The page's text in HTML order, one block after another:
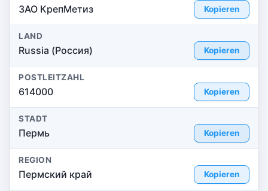
ЗАО КрепМетиз Kopieren
LAND
Russia (Россия) Kopieren
POSTLEITZAHL
614000 Kopieren
STADT
Пермь Kopieren
REGION
Пермский край Kopieren